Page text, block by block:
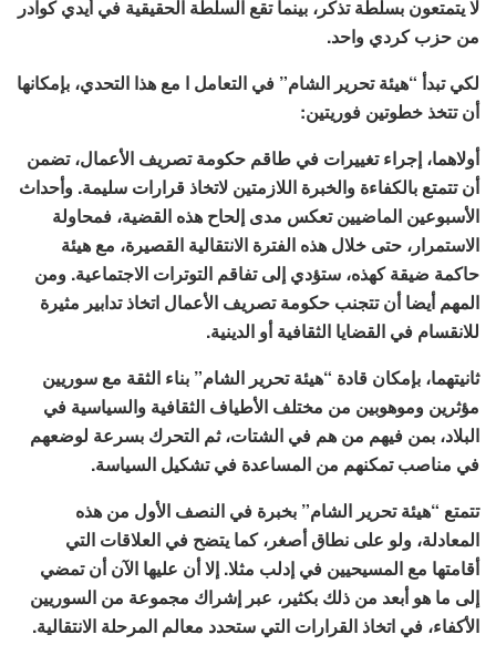
لا يتمتعون بسلطة تذكر، بينما تقع السلطة الحقيقية في أيدي كوادر
من حزب كردي واحد.
لكي تبدأ “هيئة تحرير الشام” في التعامل ا مع هذا التحدي، بإمكانها
أن تتخذ خطوتين فوريتين:
أولاهما، إجراء تغييرات في طاقم حكومة تصريف الأعمال، تضمن
أن تتمتع بالكفاءة والخبرة اللازمتين لاتخاذ قرارات سليمة. وأحداث
الأسبوعين الماضيين تعكس مدى إلحاح هذه القضية، فمحاولة
الاستمرار، حتى خلال هذه الفترة الانتقالية القصيرة، مع هيئة
حاكمة ضيقة كهذه، ستؤدي إلى تفاقم التوترات الاجتماعية. ومن
المهم أيضا أن تتجنب حكومة تصريف الأعمال اتخاذ تدابير مثيرة
للانقسام في القضايا الثقافية أو الدينية.
ثانيتهما، بإمكان قادة “هيئة تحرير الشام” بناء الثقة مع سوريين
مؤثرين وموهوبين من مختلف الأطياف الثقافية والسياسية في
البلاد، بمن فيهم من هم في الشتات، ثم التحرك بسرعة لوضعهم
في مناصب تمكنهم من المساعدة في تشكيل السياسة.
تتمتع “هيئة تحرير الشام” بخبرة في النصف الأول من هذه
المعادلة، ولو على نطاق أصغر، كما يتضح في العلاقات التي
أقامتها مع المسيحيين في إدلب مثلا. إلا أن عليها الآن أن تمضي
إلى ما هو أبعد من ذلك بكثير، عبر إشراك مجموعة من السوريين
الأكفاء، في اتخاذ القرارات التي ستحدد معالم المرحلة الانتقالية.